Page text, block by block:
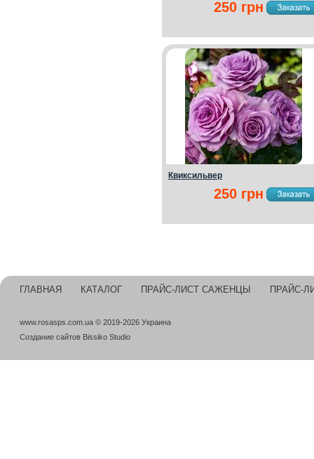
250 грн
Квиксильвер
250 грн
ГЛАВНАЯ КАТАЛОГ ПРАЙС-ЛИСТ САЖЕНЦЫ ПРАЙС-
www.rosasps.com.ua © 2019-2026 Украина
Создание сайтов Bissiko Studio